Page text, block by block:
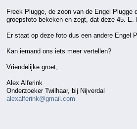
Freek Plugge, de zoon van de Engel
groepsfoto bekeken en zegt, dat deze 45.
Er staat op deze foto dus een andere Engel
Kan iemand ons iets meer vertellen?
Vriendelijke groet,
Alex Alferink
Onderzoeker Twilhaar, bij Nijverdal
alexalferink@gmail.com